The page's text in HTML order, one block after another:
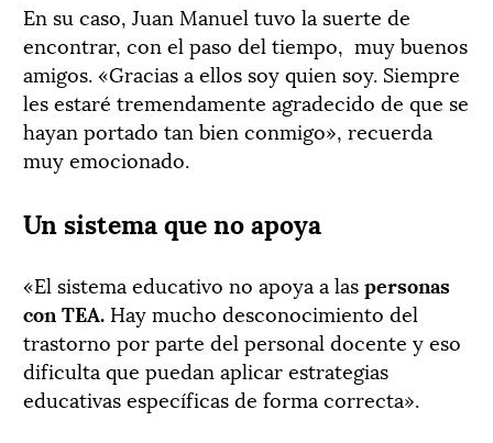
En su caso, Juan Manuel tuvo la suerte de
encontrar, con el paso del tiempo, muy buenos
amigos. «Gracias a ellos soy quien soy. Siempre
les estaré tremendamente agradecido de que se
hayan portado tan bien conmigo», recuerda
muy emocionado.
Un sistema que no apoya
«El sistema educativo no apoya a laspersonas
con TEA. Hay mucho desconocimiento del
trastorno por parte del personal docente y eso
dificulta que puedan aplicar estrategias
educativas específicas de forma correcta».